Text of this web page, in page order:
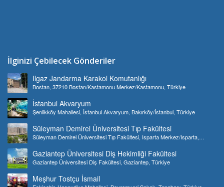
İlginizi Çebilecek Gönderiler
Ilgaz Jandarma Karakol Komutanlığı
Bostan, 37210 Bostan/Kastamonu Merkez/Kastamonu, Türkiye
İstanbul Akvaryum
Şenlikköy Mahallesi, İstanbul Akvaryum, Bakırköy/İstanbul, Türkiye
Süleyman Demirel Üniversitesi Tıp Fakültesi
Süleyman Demirel Üniversitesi Tıp Fakültesi, Isparta Merkez/Isparta,
Gaziantep Üniversitesi Diş Hekimliği Fakültesi
Gaziantep Üniversitesi Diş Fakültesi, Gaziantep, Türkiye
Meşhur Tostçu İsmail